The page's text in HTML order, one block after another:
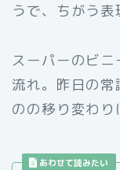
うで、ちがう表
スーパーのビ
流れ。昨日の
のの移り変わり